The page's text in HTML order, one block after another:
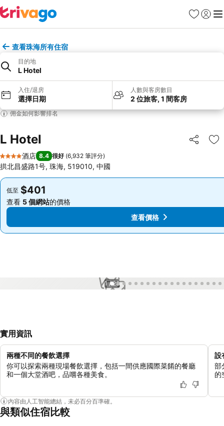
收藏夾
登入 選
查看珠海所有住宿
目的地
L Hotel
入住/退房
選擇日期
人數與客房數目
2 位旅客, 1 間客房
佣金如何影響排名
L Hotel 分享
放
4 星級
酒店 8.4 很好 (6,932 筆評分)
拱北昌盛路1号, 珠海, 519010, 中國
低至 $401
查看 5 個網站的價格
低至 $401
查看 5 個網站的價格
查看價格
1 / 28
實用資訊
兩種不同的餐飲選擇
你可以探索兩種現場餐飲選擇，包括一間供應國際菜餚的餐廳
和一個大堂酒吧，品嚐各種美食。
設
部
的
內容由人工智能總結，未必百分百準確。
與類似住宿比較